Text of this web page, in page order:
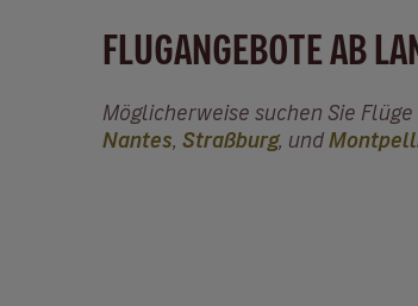
FLUGANGEBOTE AB
Möglicherweise suchen Sie Flüge
Nantes Straßburg, und